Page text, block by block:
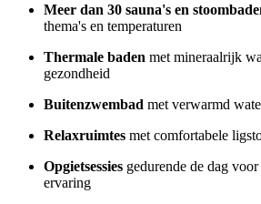
Meer dan 30 sauna's en
thema's en temperaturen
Thermale baden met mineraalrijk
gezondheid
Buitenzwembad met verwarmd
Relaxruimtes met comfortabele
Opgietsessies gedurende de dag
ervaring